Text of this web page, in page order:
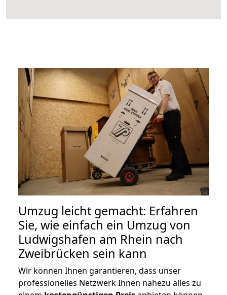
Umzug leicht gemacht: Erfahren
Sie, wie einfach ein Umzug von
Ludwigshafen am Rhein nach
Zweibrücken sein kann
Wir können Ihnen garantieren, dass unser
professionelles Netzwerk Ihnen nahezu alles zu